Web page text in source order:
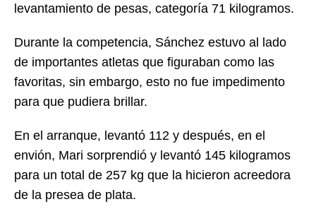
levantamiento de pesas, categoría 71 kilogramos.
Durante la competencia, Sánchez estuvo al lado
de importantes atletas que figuraban como las
favoritas, sin embargo, esto no fue impedimento
para que pudiera brillar.
En el arranque, levantó 112 y después, en el
envión, Mari sorprendió y levantó 145 kilogramos
para un total de 257 kg que la hicieron acreedora
de la presea de plata.